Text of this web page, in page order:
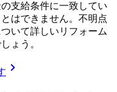
支給条件に一致してい
はできません。不明点
いて詳しいリフォーム
ょう。
chevron_right